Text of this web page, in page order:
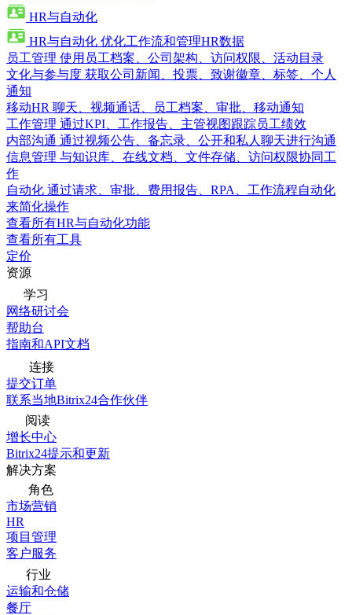
HR与自动化
HR与自动化 优化工作流和管理HR数据
员工管理 使用员工档案、公司架构、访问权限、活动目录
文化与参与度 获取公司新闻、投票、致谢徽章、标签、个人
通知
移动HR 聊天、视频通话、员工档案、审批、移动通知
工作管理 通过KPI、工作报告、主管视图跟踪员工绩效
内部沟通 通过视频公告、备忘录、公开和私人聊天进行沟通
信息管理 与知识库、在线文档、文件存储、访问权限协同工
作
自动化 通过请求、审批、费用报告、RPA、工作流程自动化
来简化操作
查看所有HR与自动化功能
查看所有工具
定价
资源
学习
网络研讨会
帮助台
指南和API文档
连接
提交订单
联系当地Bitrix24合作伙伴
阅读
增长中心
Bitrix24提示和更新
解决方案
角色
市场营销
HR
项目管理
客户服务
行业
运输和仓储
餐厅